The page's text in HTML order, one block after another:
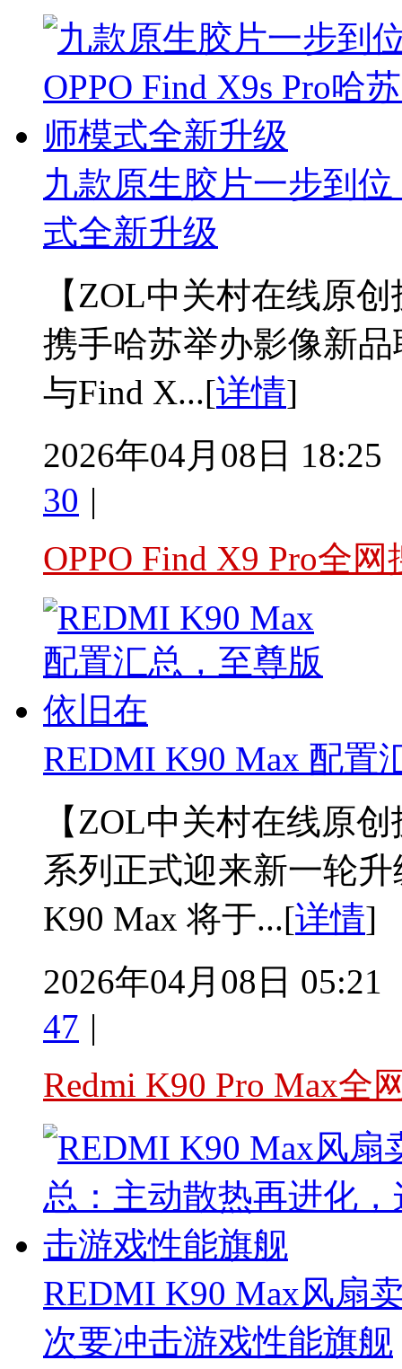
九款原生胶片一步到位
式全新升级
【ZOL中关村在线原
携手哈苏举办影像新
与Find X...[详情]
2026年04月08日 18:25
30 |
OPPO Find X9 Pro全
REDMI K90 Max 配置
【ZOL中关村在线原
系列正式迎来新一轮
K90 Max 将于...[详情]
2026年04月08日 05:21
47 |
Redmi K90 Pro Max全
REDMI K90 Max风扇
次要冲击游戏性能旗舰